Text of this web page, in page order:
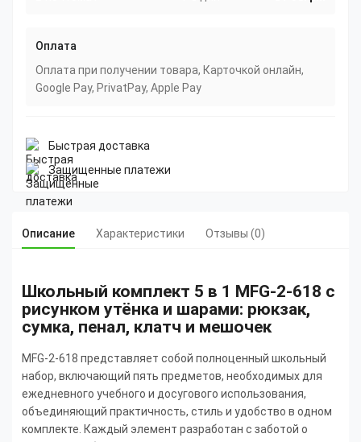
Оплата
Оплата при получении товара, Карточкой онлайн,
Google Pay, PrivatPay, Apple Pay
Быстрая доставка
Защищенные платежи
Описание Характеристики Отзывы (0)
Школьный комплект 5 в 1 MFG-2-618 с
рисунком утёнка и шарами: рюкзак,
сумка, пенал, клатч и мешочек
MFG-2-618 представляет собой полноценный школьный
набор, включающий пять предметов, необходимых для
ежедневного учебного и досугового использования,
объединяющий практичность, стиль и удобство в одном
комплекте. Каждый элемент разработан с заботой о